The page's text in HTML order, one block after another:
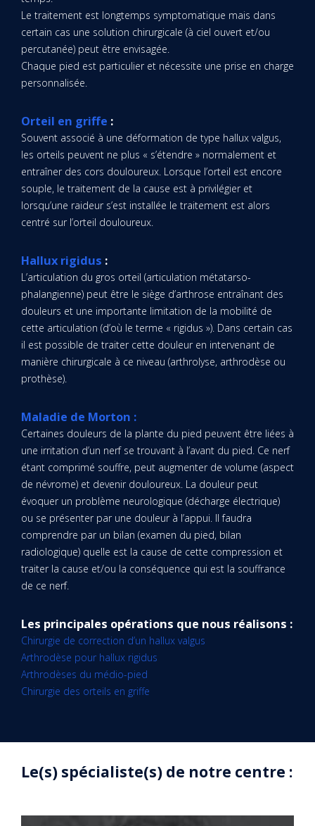
Le traitement est longtemps symptomatique mais dans
certain cas une solution chirurgicale (à ciel ouvert et/ou
percutanée) peut être envisagée.
Chaque pied est particulier et nécessite une prise en charge
personnalisée.
Orteil en griffe :
Souvent associé à une déformation de type hallux valgus,
les orteils peuvent ne plus « s’étendre » normalement et
entraîner des cors douloureux. Lorsque l’orteil est encore
souple, le traitement de la cause est à privilégier et
lorsqu’une raideur s’est installée le traitement est alors
centré sur l’orteil douloureux.
Hallux rigidus :
L’articulation du gros orteil (articulation métatarso-
phalangienne) peut être le siège d’arthrose entraînant des
douleurs et une importante limitation de la mobilité de
cette articulation (d’où le terme « rigidus »). Dans certain cas
il est possible de traiter cette douleur en intervenant de
manière chirurgicale à ce niveau (arthrolyse, arthrodèse ou
prothèse).
Maladie de Morton :
Certaines douleurs de la plante du pied peuvent être liées à
une irritation d’un nerf se trouvant à l’avant du pied. Ce nerf
étant comprimé souffre, peut augmenter de volume (aspect
de névrome) et devenir douloureux. La douleur peut
évoquer un problème neurologique (décharge électrique)
ou se présenter par une douleur à l’appui. Il faudra
comprendre par un bilan (examen du pied, bilan
radiologique) quelle est la cause de cette compression et
traiter la cause et/ou la conséquence qui est la souffrance
de ce nerf.
Les principales opérations que nous réalisons :
Chirurgie de correction d’un hallux valgus
Arthrodèse pour hallux rigidus
Arthrodèses du médio-pied
Chirurgie des orteils en griffe
Le(s) spécialiste(s) de notre centre :